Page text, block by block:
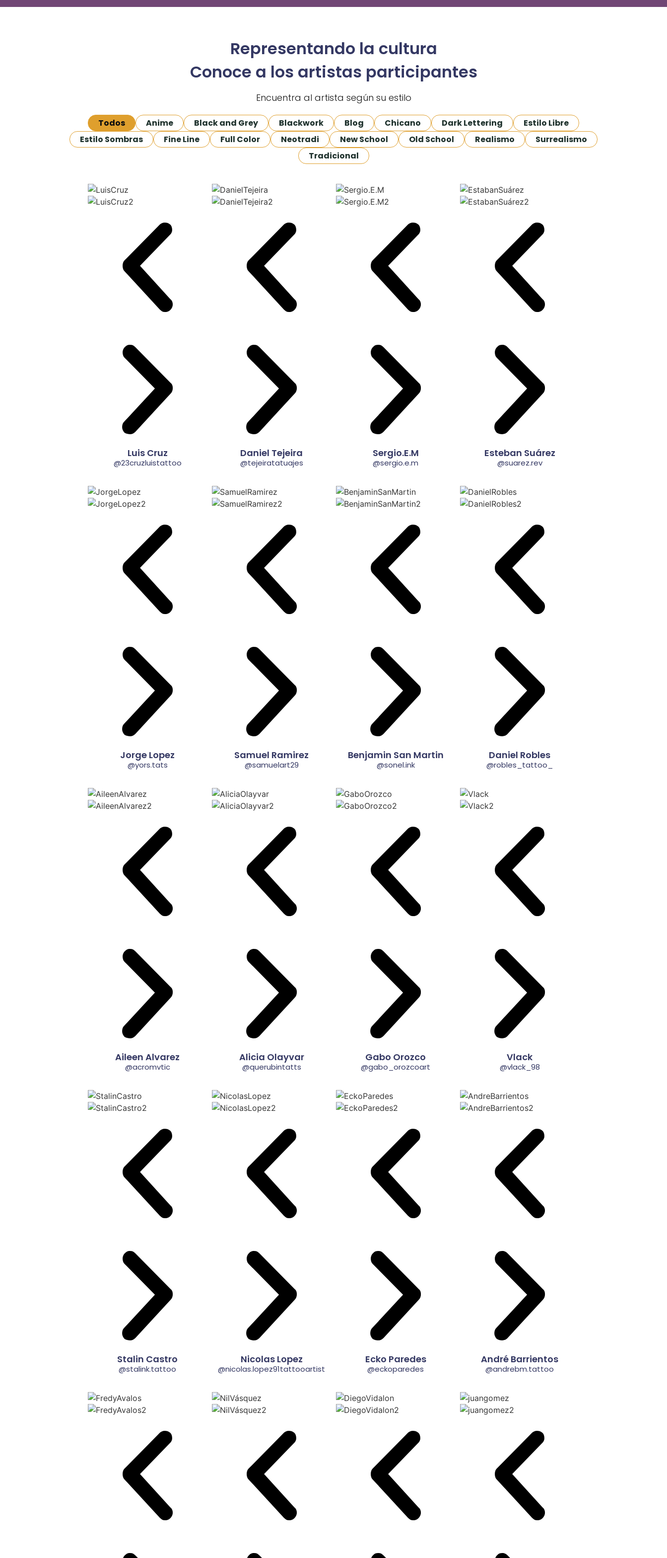
Representando la cultura
Conoce a los artistas participantes
Encuentra al artista según su estilo
Anime Black and Grey Blackwork Blog Chicano Dark Lettering
Estilo Libre
Estilo Sombras
Fine Line Full Color Neotradi New School Old School Realismo
Surrealismo
Tradicional
Todos
Luis Cruz
@23cruzluistattoo
Daniel Tejeira
@tejeiratatuajes
Sergio.E.M
@sergio.e.m
Esteban Suárez
@suarez.rev
Jorge Lopez
@yors.tats
Samuel Ramirez
@samuelart29
Benjamin San Martin
@sonel.ink
Daniel Robles
@robles_tattoo_
Aileen Alvarez
@acromvtic
Alicia Olayvar
@querubintatts
Gabo Orozco
@gabo_orozcoart
Vlack
@vlack_98
Stalin Castro
@stalink.tattoo
Nicolas Lopez
@nicolas.lopez91tattooartist
Ecko Paredes
@eckoparedes
André Barrientos
@andrebm.tattoo